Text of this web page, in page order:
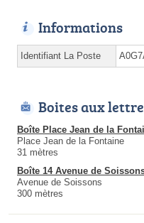
Informations
Identifiant La Poste
Boites aux
Boîte Place Jean de la
Place Jean de la Fontaine
31 mètres
Boîte 14 Avenue de
Avenue de Soissons
300 mètres